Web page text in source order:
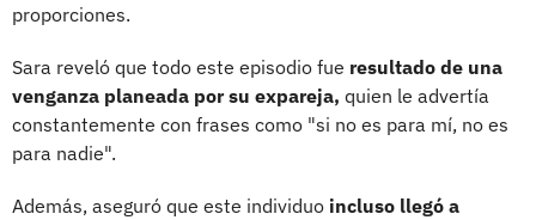
proporciones.
Sara reveló que todo este episodio fue resultado de una
venganza planeada por su expareja, quien le advertía
constantemente con frases como "si no es para mí, no es
para nadie".
Además, aseguró que este individuo incluso llegó a